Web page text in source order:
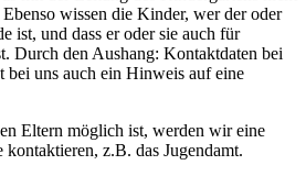
wissen die Kinder, wer der oder
ist, und dass er oder sie auch für
Durch den Aushang: Kontaktdaten bei
uns auch ein Hinweis auf eine
Eltern möglich ist, werden wir eine
z.B. das Jugendamt.